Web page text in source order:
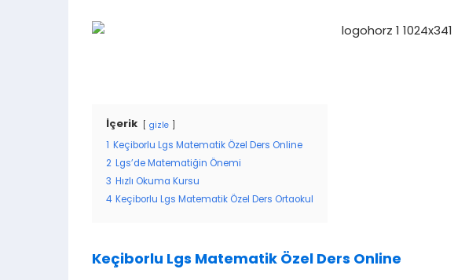
İçerik gizle
Keçiborlu Lgs Matematik Özel Ders Online
2 Lgs’de Matematiğin Önemi
3
Hızlı Okuma Kursu
4 Keçiborlu Lgs Matematik Özel Ders Ortaokul
Keçiborlu Lgs Matematik Özel Ders Online